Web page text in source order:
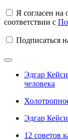
Я согласен на
соответствии с
Подписаться
Эдгар
человека
Эдгар
12 советов